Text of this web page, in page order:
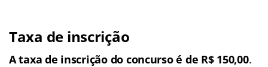
Taxa de inscrição
A taxa de inscrição do concurso é de R$ 150,00.